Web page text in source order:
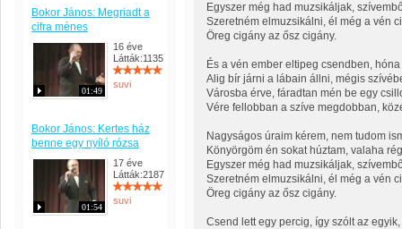
Bokor János: Megriadt a
cifra ménes
01:49
16 éve
Látták:1135
suvi
Bokor János: Kertes ház
benne egy nyíló rózsa
01:54
17 éve
Látták:2187
suvi
Egyszer még had muzsikáljak,
Szeretném elmuzsikálni, él még a vén
Öreg cigány az ősz cigány.
És a vén ember eltipeg csendben,
Alig bír járni a lábain állni, mégis
Városba érve, fáradtan mén be egy
Vére fellobban a szíve megdobban,
Nagyságos úraim kérem, nem tudom
Könyörgöm én sokat húztam, valaha
Egyszer még had muzsikáljak,
Szeretném elmuzsikálni, él még a vén
Öreg cigány az ősz cigány.
Csend lett egy percig, így szólt az